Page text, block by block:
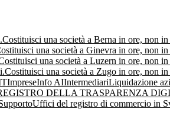
Costituisci una società a Berna in ore, non
una società a Ginevra in ore, non
una società a Luzern in ore, non
Costituisci una società a Zugo in ore, non
ImpreseInfo AIIntermediariLiquidazione
DELLA TRASPARENZA
Uffici del registro di commercio in